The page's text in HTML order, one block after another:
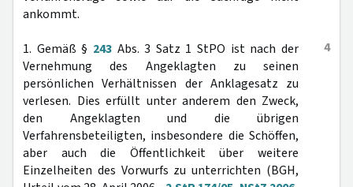
ankommt.
4
1. Gemäß § 243Abs. 3 Satz 1 StPO ist nach der
Vernehmung des Angeklagten zu seinen
persönlichen Verhältnissen der Anklagesatz zu
verlesen. Dies erfüllt unter anderem den Zweck,
den Angeklagten und die übrigen
Verfahrensbeteiligten, insbesondere die Schöffen,
aber auch die Öffentlichkeit über weitere
Einzelheiten des Vorwurfs zu unterrichten (BGH,